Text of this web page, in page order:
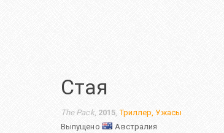
Стая
The Pack, 2015,Триллер, Ужасы
Выпущено
Австралия